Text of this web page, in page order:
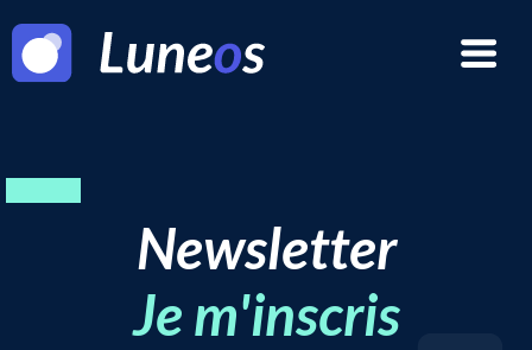
Newsletter
Je m'inscris